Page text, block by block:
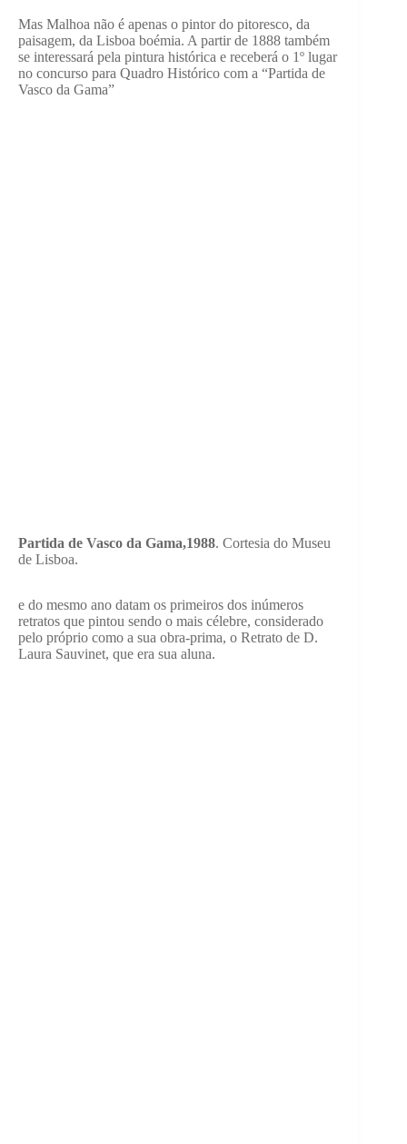
Mas Malhoa não é apenas o pintor do pitoresco, da
paisagem, da Lisboa boémia. A partir de 1888 também
se interessará pela pintura histórica e receberá o 1º lugar
no concurso para Quadro Histórico com a “Partida de
Vasco da Gama”
Partida de Vasco da Gama,1988. Cortesia do Museu
de Lisboa.
e do mesmo ano datam os primeiros dos inúmeros
retratos que pintou sendo o mais célebre, considerado
pelo próprio como a sua obra-prima, o Retrato de D.
Laura Sauvinet, que era sua aluna.